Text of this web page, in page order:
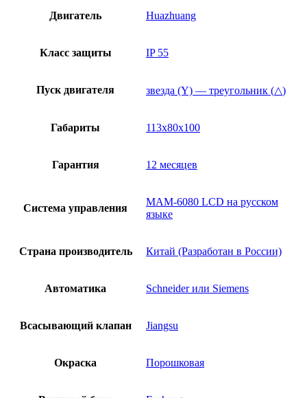
Двигатель Huazhuang
Класс защиты IP 55
Пуск двигателя звезда (Y) — треугольник (△)
Габариты 113x80x100
Гарантия 12 месяцев
Система управления
МАМ-6080 LCD на русском
языке
Страна производитель Китай (Разработан в России)
Автоматика Schneider или Siemens
Всасывающий клапан Jiangsu
Окраска Порошковая